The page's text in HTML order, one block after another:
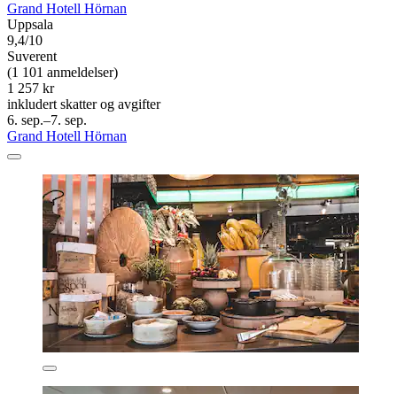
Grand Hotell Hörnan
Uppsala
9,4/10
Suverent
(1 101 anmeldelser)
1 257 kr
inkludert skatter og avgifter
6. sep.–7. sep.
Grand Hotell Hörnan